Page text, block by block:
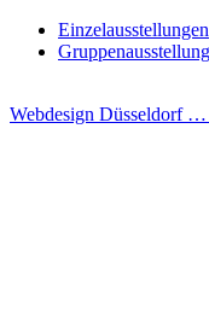
Einzelausstellungen
Webdesign Düsseldorf …